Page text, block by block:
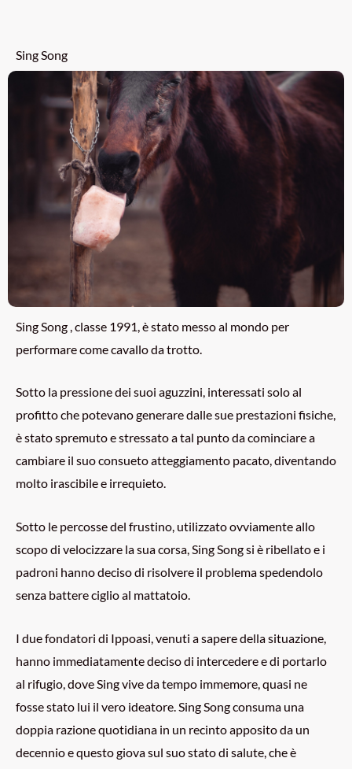
Sing Song
Sing Song , classe 1991, è stato messo al mondo per
performare come cavallo da trotto.
Sotto la pressione dei suoi aguzzini, interessati solo al
profitto che potevano generare dalle sue prestazioni fisiche,
è stato spremuto e stressato a tal punto da cominciare a
cambiare il suo consueto atteggiamento pacato, diventando
molto irascibile e irrequieto.
Sotto le percosse del frustino, utilizzato ovviamente allo
scopo di velocizzare la sua corsa, Sing Song si è ribellato e i
padroni hanno deciso di risolvere il problema spedendolo
senza battere ciglio al mattatoio.
I due fondatori di Ippoasi, venuti a sapere della situazione,
hanno immediatamente deciso di intercedere e di portarlo
al rifugio, dove Sing vive da tempo immemore, quasi ne
fosse stato lui il vero ideatore. Sing Song consuma una
doppia razione quotidiana in un recinto apposito da un
decennio e questo giova sul suo stato di salute, che è